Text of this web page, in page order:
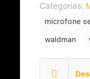
Categorias:
microfone
waldman